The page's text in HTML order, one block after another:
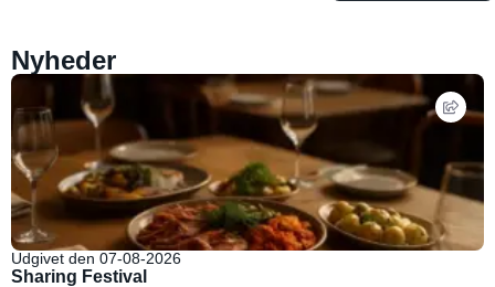
Nyheder
Udgivet den 07-08-2026
Sharing Festival